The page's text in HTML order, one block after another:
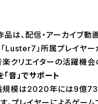
、配信・アーカイブ動
「Luster7」所属プレイ
楽クリエイターの活躍機
音」でサポート
模は2020年には9億